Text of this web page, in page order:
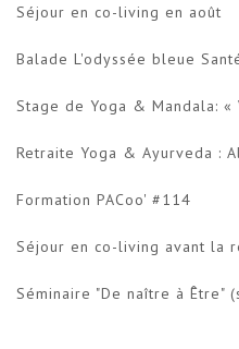
Séjour en co-living en août
Balade L'odyssée bleue
Stage de Yoga & Mandala:
Retraite Yoga & Ayurveda :
Formation PACoo' #114
Séjour en co-living avant la
Séminaire "De naître à Être"